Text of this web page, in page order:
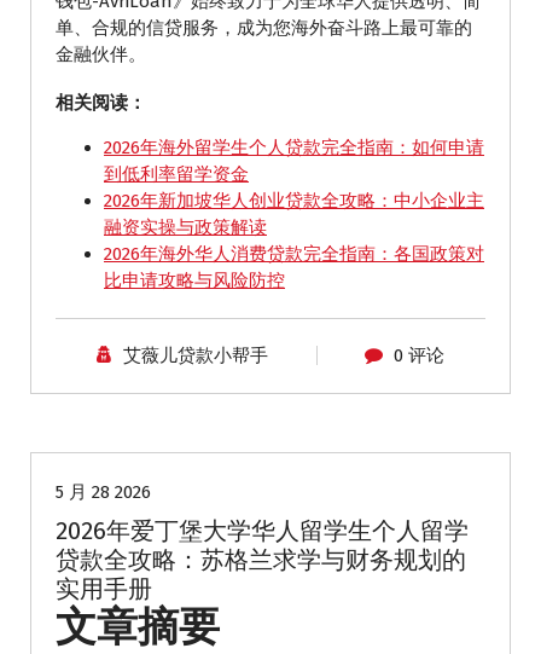
单、合规的信贷服务，成为您海外奋斗路上最可靠的
金融伙伴。
相关阅读：
2026年海外留学生个人贷款完全指南：如何申请
到低利率留学资金
2026年新加坡华人创业贷款全攻略：中小企业主
融资实操与政策解读
2026年海外华人消费贷款完全指南：各国政策对
比申请攻略与风险防控
艾薇儿贷款小帮手 0 评论
5 月 28 2026
2026年爱丁堡大学华人留学生个人留学
贷款全攻略：苏格兰求学与财务规划的
实用手册
文章摘要